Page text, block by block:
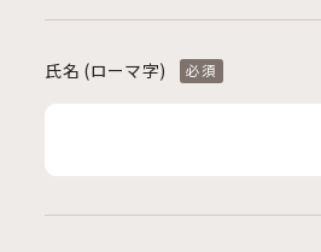
氏名 (ローマ字) 必須